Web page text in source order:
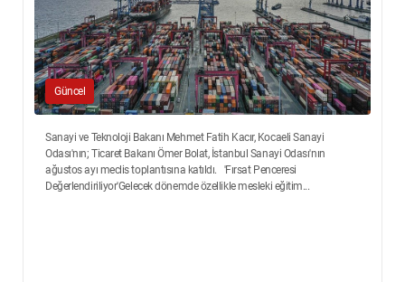
Güncel
Sanayi ve Teknoloji Bakanı Mehmet Fatih Kacır, Kocaeli Sanayi
Odası'nın; Ticaret Bakanı Ömer Bolat, İstanbul Sanayi Odası'nın
ağustos ayı meclis toplantısına katıldı. 'Fırsat Penceresi
Değerlendiriliyor'Gelecek dönemde özellikle mesleki eğitim...